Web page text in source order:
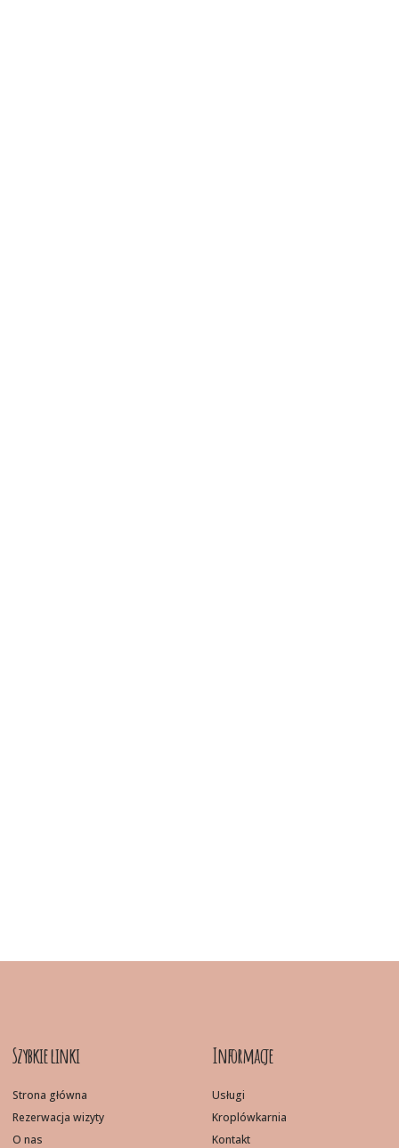
Szybkie linki
Strona główna
Rezerwacja wizyty
O nas
Informacje
Usługi
Kroplówkarnia
Kontakt